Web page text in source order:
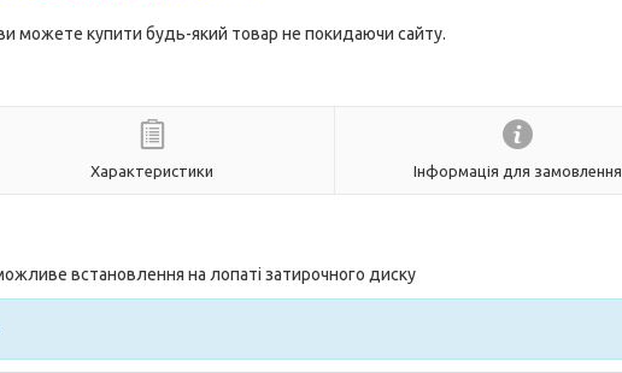
можете купити будь-який товар не покидаючи сайту.
Характеристики Інформація для замовлення
встановлення на лопаті затирочного диску